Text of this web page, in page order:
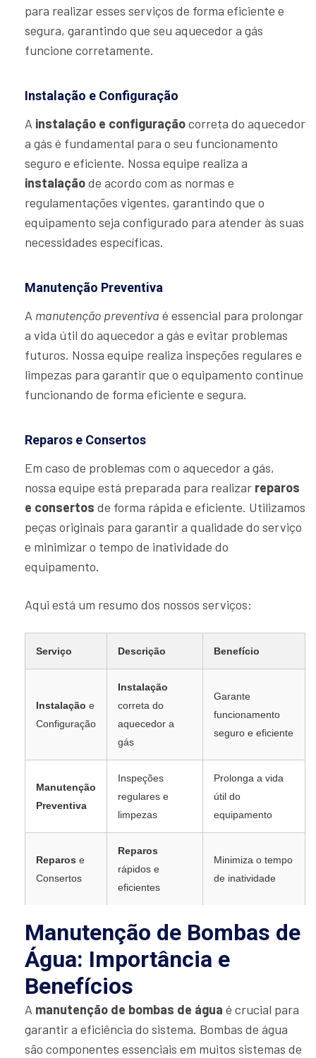
para realizar esses serviços de forma eficiente e
segura, garantindo que seu aquecedor a gás
funcione corretamente.
Instalação e Configuração
A instalação e configuraçãocorreta do aquecedor
a gás é fundamental para o seu funcionamento
seguro e eficiente. Nossa equipe realiza a
instalaçãode acordo com as normas e
regulamentações vigentes, garantindo que o
equipamento seja configurado para atender às suas
necessidades específicas.
Manutenção Preventiva
A manutenção preventiva é essencial para prolongar
a vida útil do aquecedor a gás e evitar problemas
futuros. Nossa equipe realiza inspeções regulares e
limpezas para garantir que o equipamento continue
funcionando de forma eficiente e segura.
Reparos e Consertos
Em caso de problemas com o aquecedor a gás,
nossa equipe está preparada para realizar reparos
e consertos de forma rápida e eficiente. Utilizamos
peças originais para garantir a qualidade do serviço
e minimizar o tempo de inatividade do
equipamento.
Aqui está um resumo dos nossos serviços:
Serviço Descrição Benefício
Instalação e
Configuração
Instalação
correta do
aquecedor a
gás
Garante
funcionamento
seguro e eficiente
Manutenção
Preventiva
Inspeções
regulares e
limpezas
Prolonga a vida
útil do
equipamento
Reparos e
Consertos
Reparos
rápidos e
eficientes
Minimiza o tempo
de inatividade
Manutenção de Bombas de
Água: Importância e
Benefícios
A manutenção de bombas de água é crucial para
garantir a eficiência do sistema. Bombas de água
são componentes essenciais em muitos sistemas de